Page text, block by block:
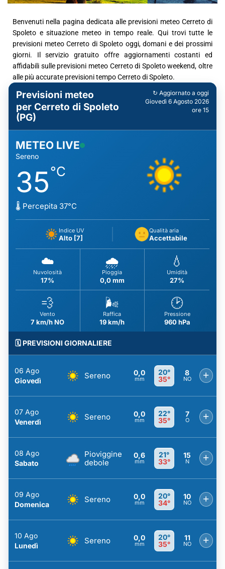
Benvenuti nella pagina dedicata alle previsioni meteo Cerreto di
Spoleto e situazione meteo in tempo reale. Qui trovi tutte le
previsioni meteo Cerreto di Spoleto oggi, domani e dei prossimi
giorni. Il servizio gratuito offre aggiornamenti costanti ed
affidabili sulle previsioni meteo Cerreto di Spoleto weekend, oltre
alle più accurate previsioni tempo Cerreto di Spoleto.
Previsioni meteo
per Cerreto di Spoleto
(PG)
↻ Aggiornato a oggi
Giovedì 6 Agosto 2026
ore 15
METEO LIVE
Sereno
35°C
🌡️ Percepita 37°C
Indice UV
Alto [7]
Qualità aria
Accettabile
☁️
Nuvolosità
17%
🌧️
Pioggia
0,0 mm
💧
Umidità
27%
💨
Vento
7 km/h NO
🌬️
Raffica
19 km/h
🕑
Pressione
960 hPa
🗓️ PREVISIONI GIORNALIERE
06 Ago
Giovedì
Sereno 0,0
mm
20°
35°
8
NO +
07 Ago
Venerdì
Sereno 0,0
mm
22°
35°
7
O +
08 Ago
Sabato
Pioviggine
debole
0,6
mm
21°
33°
15
N +
09 Ago
Domenica
Sereno 0,0
mm
20°
34°
10
NO +
10 Ago
Lunedì
Sereno 0,0
mm
20°
35°
11
NO +